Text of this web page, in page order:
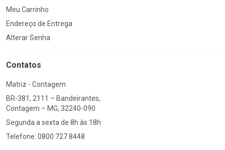
Meu Carrinho
Endereço de Entrega
Alterar Senha
Contatos
Matriz - Contagem
BR-381, 2111 – Bandeirantes,
Contagem – MG, 32240-090
Segunda a sexta de 8h às 18h
Telefone: 0800 727 8448